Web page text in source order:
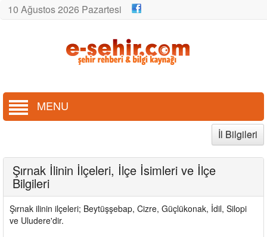
10 Ağustos 2026 Pazartesi
MENU
İl Bilgileri
Şırnak İlinin İlçeleri, İlçe İsimleri ve İlçe
Bilgileri
Şırnak ilinin ilçeleri; Beytüşşebap, Cizre, Güçlükonak, İdil, Silopi
ve Uludere'dir.